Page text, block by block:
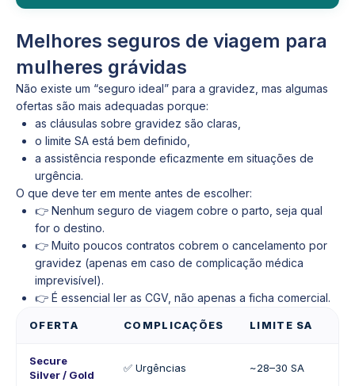
Melhores seguros de viagem para
mulheres grávidas
Não existe um “seguro ideal” para a gravidez, mas algumas
ofertas são mais adequadas porque:
as cláusulas sobre gravidez são claras,
o limite SA está bem definido,
a assistência responde eficazmente em situações de
urgência.
O que deve ter em mente antes de escolher:
👉 Nenhum seguro de viagem cobre o parto, seja qual
for o destino.
👉 Muito poucos contratos cobrem o cancelamento por
gravidez (apenas em caso de complicação médica
imprevisível).
👉 É essencial ler as CGV, não apenas a ficha comercial.
OFERTA COMPLICAÇÕES LIMITE SA
Secure
Silver / Gold
✅ Urgências ~28–30 SA